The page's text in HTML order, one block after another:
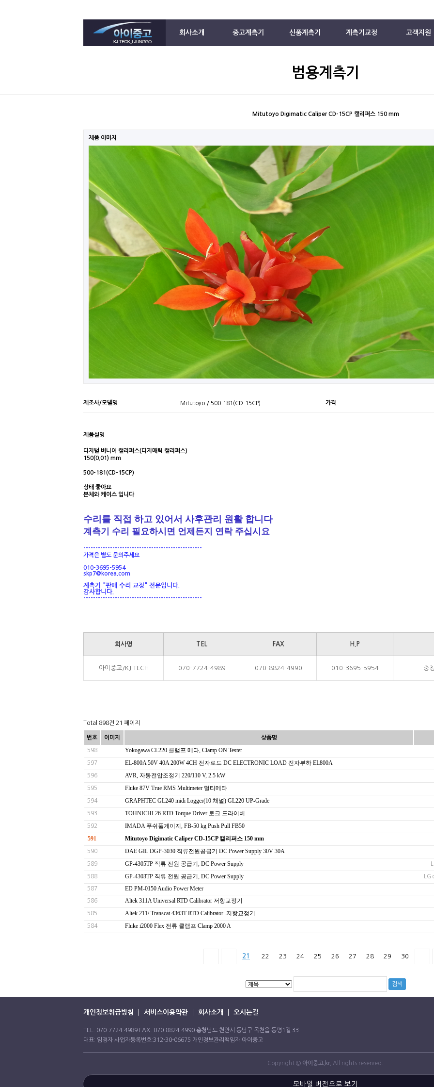
회사소개 중고계측기 신품계측기 계측기교정 고객지원
범용계측기
Mitutoyo Digimatic Caliper CD-15CP 캘리퍼스 150 mm
제품 이미지
제조사/모델명 Mitutoyo / 500-181(CD-15CP) 가격
제품설명
디지털 버니어 캘리퍼스(디지매틱 캘리퍼스)
150(0.01) mm
500-181(CD-15CP)
상태 좋아요
본체와 케이스 입니다
수리를 직접 하고 있어서 사후관리 원 활합니다
계측기 수리 필요하시면 언제든지 연락 주십시요
-------------------------------------------------
가격은 별도 문의주세요
010-3695-5954
skp7@korea.com
계측기 "판매 수리 교정" 전문입니다.
감사합니다.
-------------------------------------------------
회사명 TEL FAX H.P
아이중고/KJ TECH 070-7724-4989 070-8824-4990 010-3695-5954 충
Total 898건 21 페이지
번호 이미지 상품명
598 Yokogawa CL220 클램프 메타, Clamp ON Tester
597 EL-800A 50V 40A 200W 4CH 전자로드 DC ELECTRONIC LOAD 전자부하 EL800A
596 AVR, 자동전압조정기 220/110 V, 2.5 kW
595 Fluke 87V True RMS Multimeter 멀티메타
594 GRAPHTEC GL240 midi Logger(10 채널) GL220 UP-Grade
593 TOHNICHI 26 RTD Torque Driver 토크 드라이버
592
IMADA 푸쉬풀게이지, FB-50 kg Push Pull FB50
591
Mitutoyo Digimatic Caliper CD-15CP 캘리퍼스 150 mm
590 DAE GIL DGP-3030 직류전원공급기 DC Power Supply 30V 30A
589 GP-4305TP 직류 전원 공급기, DC Power Supply
588 GP-4303TP 직류 전원 공급기, DC Power Supply
587 ED PM-0150 Audio Power Meter
586 Altek 311A Universal RTD Calibrator 저항교정기
585 Altek 211/ Transcat 4363T RTD Calibrator .저항교정기
584 Fluke i2000 Flex 전류 클램프 Clamp 2000 A
21 22 23 24 25 26 27 28 29 30
개인정보취급방침 서비스이용약관 회사소개 오시는길
TEL. 070-7724-4989 FAX. 070-8824-4990 충청남도 천안시 동남구 목천읍 동평1길 33
대표: 임경자 사업자등록번호:312-30-06675 개인정보관리책임자:아이중고
Copyright © 아이중고.kr. All rights reserved.
모바일 버전으로 보기